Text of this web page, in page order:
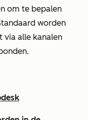
om te bepalen
worden
via alle kanalen